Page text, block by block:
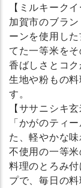
【ミルキーク
加賀市のブラ
ーンを使用し
てた一等米を
香ばしさとコ
生地や粉もの
す。
【ササニシキ玄
「かがのティ
た、軽やかな
不使用の一等
料理のとろみ
プで、毎日の料